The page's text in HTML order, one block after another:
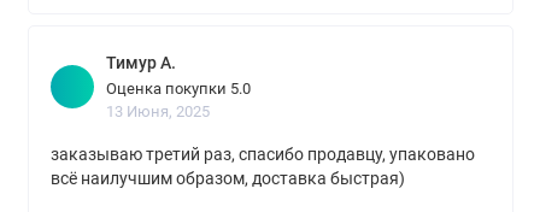
Тимур А.
Оценка покупки 5.0
13 Июня, 2025
заказываю третий раз, спасибо продавцу, упаковано
всё наилучшим образом, доставка быстрая)